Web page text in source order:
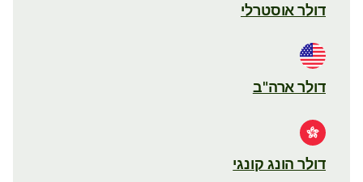
דולר אוסטרלי
דולר ארה"ב
דולר הונג קונגי